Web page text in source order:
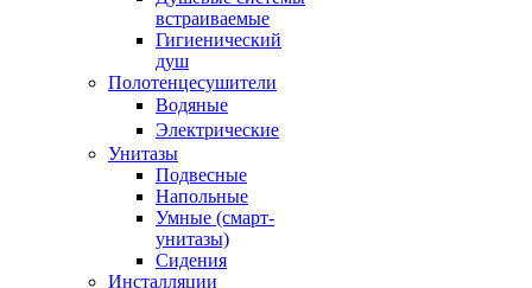
встраиваемые
Гигиенический
душ
Полотенцесушители
ㅤВодяные
ㅤЭлектрические
Унитазы
Подвесные
Напольные
Умные (смарт-
унитазы)
Сидения
Инсталляции